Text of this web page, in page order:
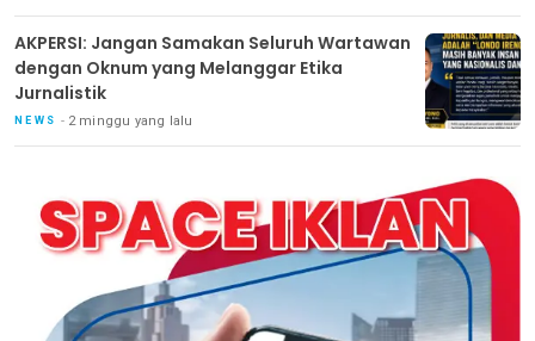
AKPERSI: Jangan Samakan Seluruh Wartawan
dengan Oknum yang Melanggar Etika
Jurnalistik
NEWS 2 minggu yang lalu